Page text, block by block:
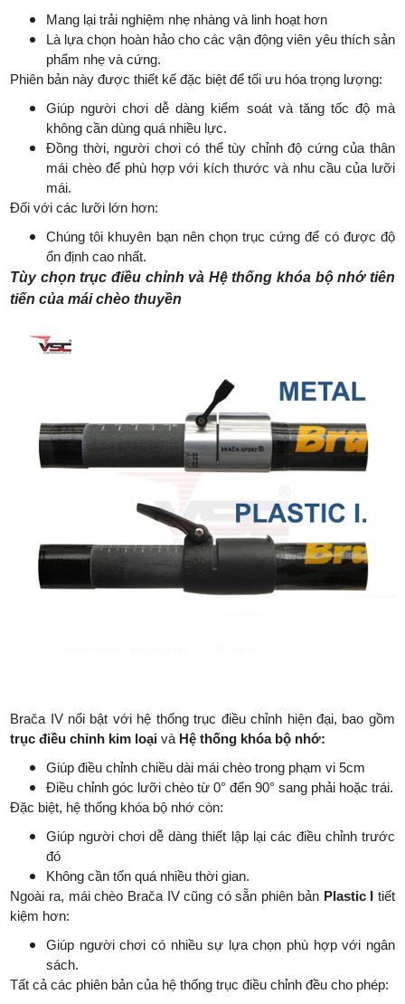
Mang lại trải nghiệm nhẹ nhàng và linh hoạt hơn
Là lựa chọn hoàn hảo cho các vận động viên yêu thích sản
phẩm nhẹ và cứng.
Phiên bản này được thiết kế đặc biệt để tối ưu hóa trọng lượng:
Giúp người chơi dễ dàng kiểm soát và tăng tốc độ mà
không cần dùng quá nhiều lực.
Đồng thời, người chơi có thể tùy chỉnh độ cứng của thân
mái chèo để phù hợp với kích thước và nhu cầu của lưỡi
mái.
Đối với các lưỡi lớn hơn:
Chúng tôi khuyên bạn nên chọn trục cứng để có được độ
ổn định cao nhất.
Tùy chọn trục điều chỉnh và Hệ thống khóa bộ nhớ tiên
tiến của mái chèo thuyền
Brača IV nổi bật với hệ thống trục điều chỉnh hiện đại, bao gồm
trục điều chỉnh kim loại và Hệ thống khóa bộ nhớ:
Giúp điều chỉnh chiều dài mái chèo trong phạm vi 5cm
Điều chỉnh góc lưỡi chèo từ 0° đến 90° sang phải hoặc trái.
Đặc biệt, hệ thống khóa bộ nhớ còn:
Giúp người chơi dễ dàng thiết lập lại các điều chỉnh trước
đó
Không cần tốn quá nhiều thời gian.
Ngoài ra, mái chèo Brača IV cũng có sẵn phiên bản Plastic I tiết
kiệm hơn:
Giúp người chơi có nhiều sự lựa chọn phù hợp với ngân
sách.
Tất cả các phiên bản của hệ thống trục điều chỉnh đều cho phép: